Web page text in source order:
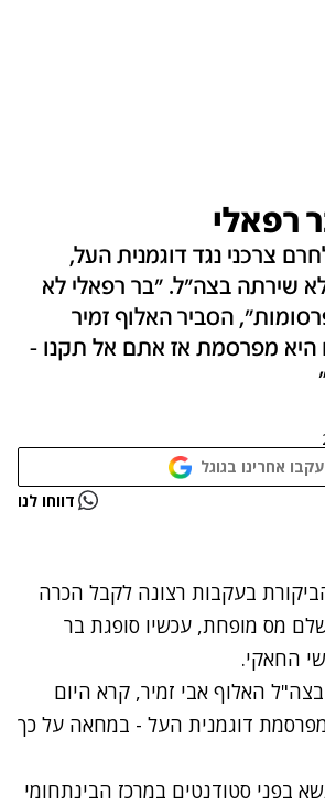
רפאלי
צרכני נגד דוגמנית העל,
שירתה בצה"ל. "בר רפאלי לא
הסביר האלוף זמיר
היא מפרסמת אז אתם אל תקנו -
עקבו אחרינו בגוגל
נתקלנו בבעיה דווחו לנו
בעקבות רצונה לקבל הכרה
מס מופחת, עכשיו סופגת בר
החאקי.
האלוף אבי זמיר, קרא היום
דוגמנית העל - במחאה על כך
בפני סטודנטים במרכז הבינתחומי